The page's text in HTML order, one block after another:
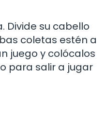
Divide su cabello
coletas estén a
juego y colócalos
para salir a jugar